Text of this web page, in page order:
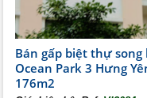
Bán gấp biệt thự
Ocean Park 3 Hưng
176m2